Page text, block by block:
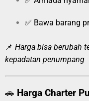
✅ Bawa barang
📌 Harga bisa berubah
kepadatan penumpang
🚗 Harga Charter